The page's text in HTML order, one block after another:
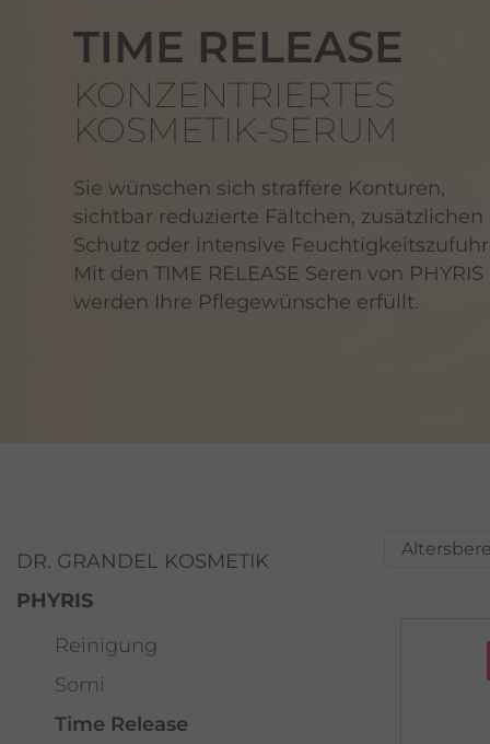
TIME RELEASE
KONZENTRIERTES
KOSMETIK-SERUM
Sie wünschen sich straffere Konturen,
sichtbar reduzierte Fältchen, zusätzlichen
Schutz oder intensive
Mit den TIME RELEASE Seren von PHYRIS
werden Ihre Pflegewünsche erfüllt.
DR. GRANDEL KOSMETIK
PHYRIS
Reinigung
Somi
Time Release